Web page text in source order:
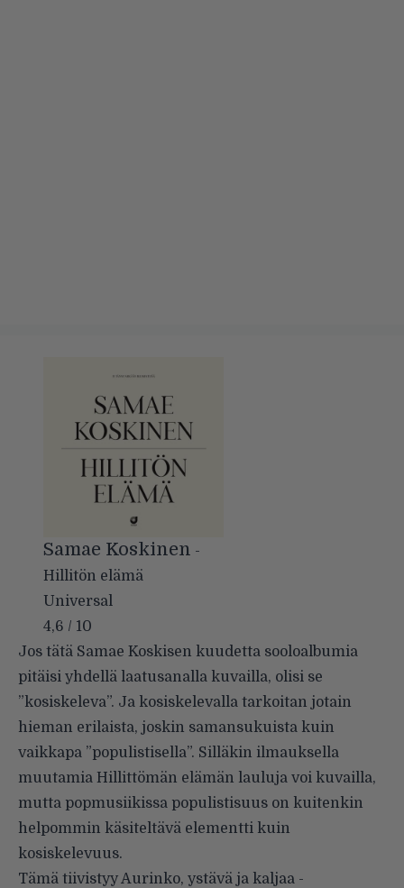
Samae Koskinen -
Hillitön elämä
Universal
4,6 / 10
Jos tätä Samae Koskisen kuudetta sooloalbumia
pitäisi yhdellä laatusanalla kuvailla, olisi se
”kosiskeleva”. Ja kosiskelevalla tarkoitan jotain
hieman erilaista, joskin samansukuista kuin
vaikkapa ”populistisella”. Silläkin ilmauksella
muutamia Hillittömän elämän lauluja voi kuvailla,
mutta popmusiikissa populistisuus on kuitenkin
helpommin käsiteltävä elementti kuin
kosiskelevuus.
Tämä tiivistyy Aurinko, ystävä ja kaljaa -